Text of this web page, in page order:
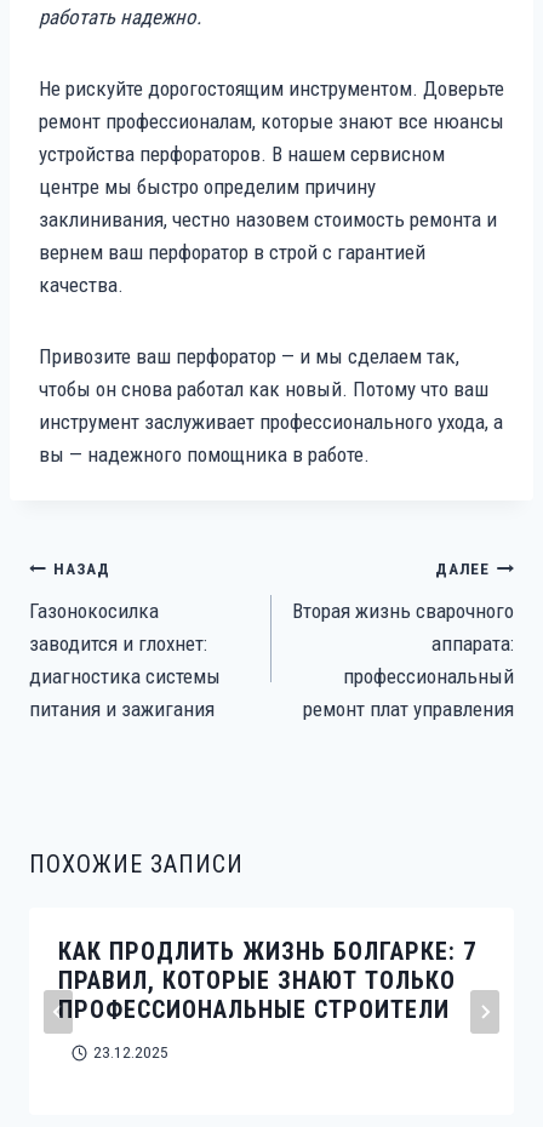
работать надежно.
Не рискуйте дорогостоящим инструментом. Доверьте
ремонт профессионалам, которые знают все нюансы
устройства перфораторов. В нашем сервисном
центре мы быстро определим причину
заклинивания, честно назовем стоимость ремонта и
вернем ваш перфоратор в строй с гарантией
качества.
Привозите ваш перфоратор — и мы сделаем так,
чтобы он снова работал как новый. Потому что ваш
инструмент заслуживает профессионального ухода, а
вы — надежного помощника в работе.
НАВИГАЦИЯ
ЗАПИСЯМ
НАЗАД
Газонокосилка
заводится и глохнет:
диагностика системы
питания и зажигания
ДАЛЕЕ
Вторая жизнь сварочного
аппарата:
профессиональный
ремонт плат управления
ПОХОЖИЕ ЗАПИСИ
КАК ПРОДЛИТЬ ЖИЗНЬ БОЛГАРКЕ: 7
ПРАВИЛ, КОТОРЫЕ ЗНАЮТ ТОЛЬКО
ПРОФЕССИОНАЛЬНЫЕ СТРОИТЕЛИ
23.12.2025